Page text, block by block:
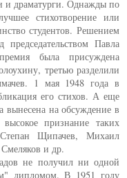
и драматурги. Однажды по
стихотворение или
студентов. Решением
Павла
была присуждена
третью разделили
1 мая 1948 года в
его стихов. А еще
вынесена на обсуждение в
признание таких
Щипачев, Михаил
и др.
не получил ни одной
дипломом. В 1951 году